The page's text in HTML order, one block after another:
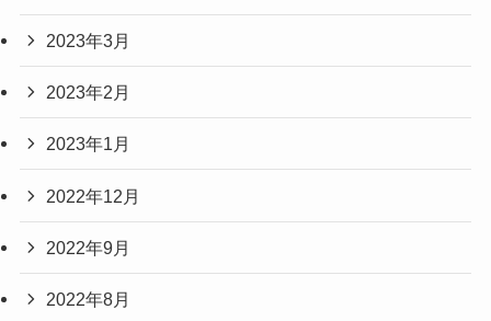
2023年3月
2023年2月
2023年1月
2022年12月
2022年9月
2022年8月